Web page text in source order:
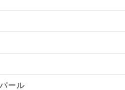
ール